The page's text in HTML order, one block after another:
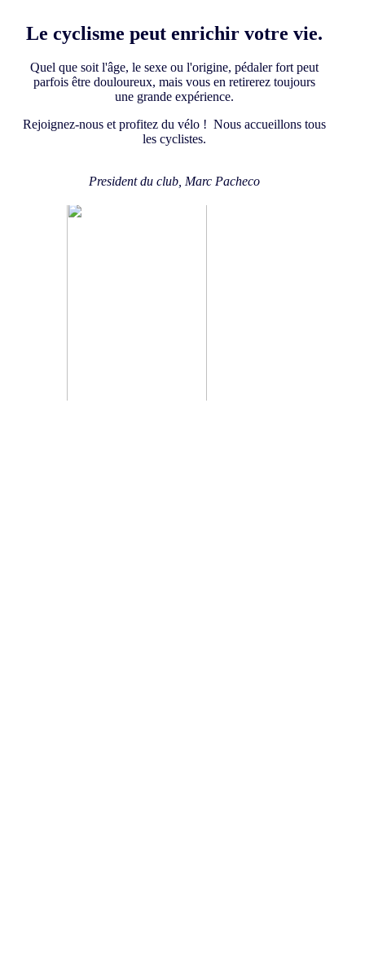
Le cyclisme peut enrichir votre vie.
Quel que soit l'âge, le sexe ou l'origine, pédaler fort peut
parfois être douloureux, mais vous en retirerez toujours
une grande expérience.
Rejoignez-nous et profitez du vélo ! Nous accueillons tous
les cyclistes.
President du club, Marc Pacheco